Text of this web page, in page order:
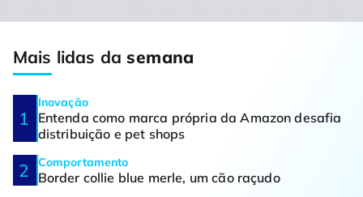
Mais lidas dasemana
Inovação
Entenda como marca própria da Amazon desafia
distribuição e pet shops
Comportamento
Border collie blue merle, um cão raçudo